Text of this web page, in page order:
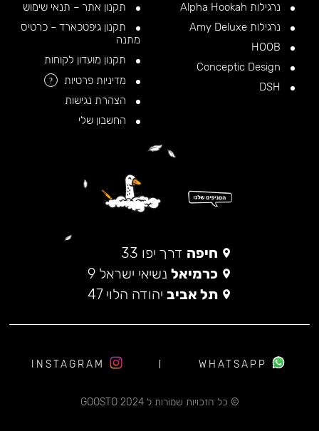
נרגילות Alpha Hookah
נרגילות Amy Deluxe
תקנון אתר – תנאי שימוש
תקנון גיפטכארד – כרטיס
מתנה
תקנון מועדון לקוחות
מדיניות פרטיות
?
הצהרת נגישות
החשבון שלי
חיפה דרך יפו 33
כרמיאל נשיאי ישראל 9
תל אביב יהודה הלוי 47
© כל הזכויות שמורות ל 2024 GOOSTO
WHATSAPP
INSTAGRAM